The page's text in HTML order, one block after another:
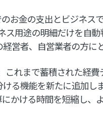
お金の支出とビジネス
ス用途の明細だけを自
営者、自営業者の方に
これまで蓄積された経
る機能を新たに追加し
かける時間を短縮し、